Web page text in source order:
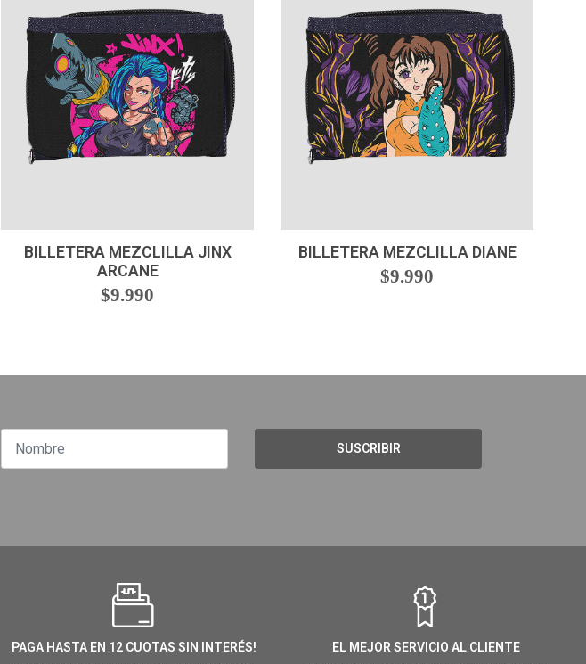
BILLETERA MEZCLILLA JINX
ARCANE
$9.990
BILLETERA MEZCLILLA DIANE
$9.990
SUSCRIBIR
PAGA HASTA EN 12 CUOTAS SIN INTERÉS! EL MEJOR SERVICIO AL CLIENTE